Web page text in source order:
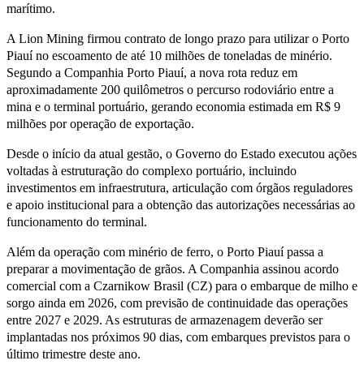
marítimo.
A Lion Mining firmou contrato de longo prazo para utilizar o Porto
Piauí no escoamento de até 10 milhões de toneladas de minério.
Segundo a Companhia Porto Piauí, a nova rota reduz em
aproximadamente 200 quilômetros o percurso rodoviário entre a
mina e o terminal portuário, gerando economia estimada em R$ 9
milhões por operação de exportação.
Desde o início da atual gestão, o Governo do Estado executou ações
voltadas à estruturação do complexo portuário, incluindo
investimentos em infraestrutura, articulação com órgãos reguladores
e apoio institucional para a obtenção das autorizações necessárias ao
funcionamento do terminal.
Além da operação com minério de ferro, o Porto Piauí passa a
preparar a movimentação de grãos. A Companhia assinou acordo
comercial com a Czarnikow Brasil (CZ) para o embarque de milho e
sorgo ainda em 2026, com previsão de continuidade das operações
entre 2027 e 2029. As estruturas de armazenagem deverão ser
implantadas nos próximos 90 dias, com embarques previstos para o
último trimestre deste ano.